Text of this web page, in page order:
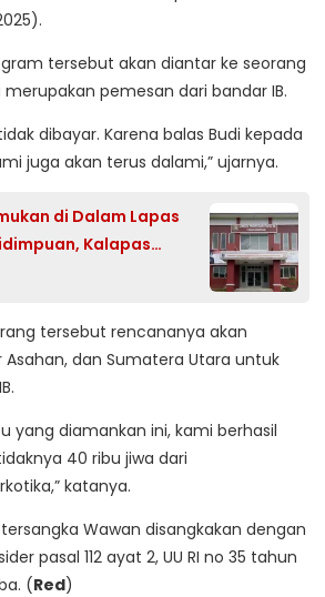
tersebut akan diantar ke seorang
merupakan pemesan dari bandar IB.
dibayar. Karena balas Budi kepada
juga akan terus dalami,” ujarnya.
di Dalam Lapas
Kalapas
tersebut rencananya akan
dan Sumatera Utara untuk
yang diamankan ini, kami berhasil
40 ribu jiwa dari
katanya.
Wawan disangkakan dengan
pasal 112 ayat 2, UU RI no 35 tahun
(Red)